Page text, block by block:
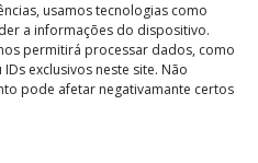
usamos tecnologias como
a informações do dispositivo.
permitirá processar dados, como
exclusivos neste site. Não
pode afetar negativamante certos